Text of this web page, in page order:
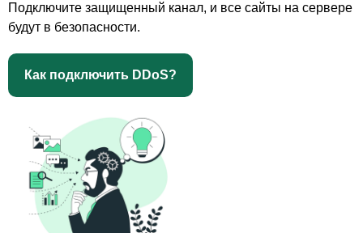
Подключите защищенный канал, и все сайты на сервере
будут в безопасности.
Как подключить DDoS?
Телефон